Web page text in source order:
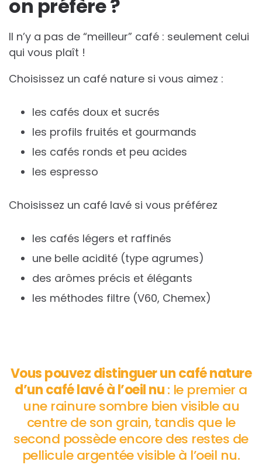
on préfère ?
Il n’y a pas de “meilleur” café : seulement celui
qui vous plaît !
Choisissez un café nature si vous aimez :
les cafés doux et sucrés
les profils fruités et gourmands
les cafés ronds et peu acides
les espresso
Choisissez un café lavé si vous préférez
les cafés légers et raffinés
une belle acidité (type agrumes)
des arômes précis et élégants
les méthodes filtre (V60, Chemex)
Vous pouvez distinguer un café nature
d’un café lavé à l’oeil nu: le premier a
une rainure sombre bien visible au
centre de son grain, tandis que le
second possède encore des restes de
pellicule argentée visible à l’oeil nu.